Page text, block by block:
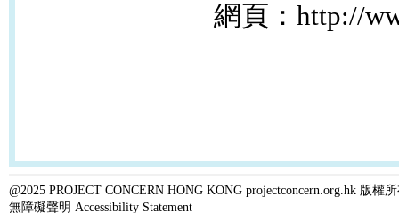
網頁：http://
@2025 PROJECT CONCERN HONG KONG projectconcern.org.hk 版權
無障礙聲明 Accessibility Statement